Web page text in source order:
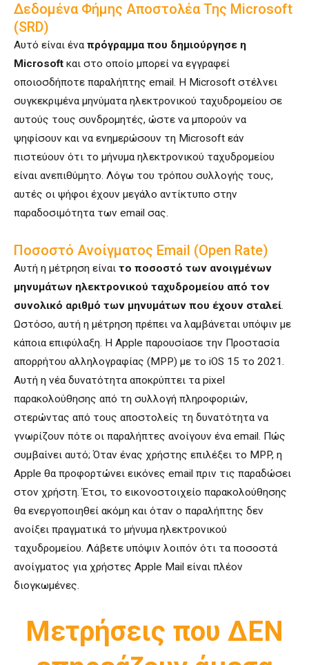
Δεδομένα Φήμης Αποστολέα Της Microsoft
(SRD)
Αυτό είναι ένα πρόγραμμα που δημιούργησε η
Microsoft και στο οποίο μπορεί να εγγραφεί
οποιοσδήποτε παραλήπτης email. Η Microsoft στέλνει
συγκεκριμένα μηνύματα ηλεκτρονικού ταχυδρομείου σε
αυτούς τους συνδρομητές, ώστε να μπορούν να
ψηφίσουν και να ενημερώσουν τη Microsoft εάν
πιστεύουν ότι το μήνυμα ηλεκτρονικού ταχυδρομείου
είναι ανεπιθύμητο. Λόγω του τρόπου συλλογής τους,
αυτές οι ψήφοι έχουν μεγάλο αντίκτυπο στην
παραδοσιμότητα των email σας.
Ποσοστό Ανοίγματος Email (Open Rate)
Αυτή η μέτρηση είναι το ποσοστό των ανοιγμένων
μηνυμάτων ηλεκτρονικού ταχυδρομείου από τον
συνολικό αριθμό των μηνυμάτων που έχουν σταλεί.
Ωστόσο, αυτή η μέτρηση πρέπει να λαμβάνεται υπόψιν με
κάποια επιφύλαξη. Η Apple παρουσίασε την Προστασία
απορρήτου αλληλογραφίας (MPP) με το iOS 15 το 2021.
Αυτή η νέα δυνατότητα αποκρύπτει τα pixel
παρακολούθησης από τη συλλογή πληροφοριών,
στερώντας από τους αποστολείς τη δυνατότητα να
γνωρίζουν πότε οι παραλήπτες ανοίγουν ένα email. Πώς
συμβαίνει αυτό; Όταν ένας χρήστης επιλέξει το MPP, η
Apple θα προφορτώνει εικόνες email πριν τις παραδώσει
στον χρήστη. Έτσι, το εικονοστοιχείο παρακολούθησης
θα ενεργοποιηθεί ακόμη και όταν ο παραλήπτης δεν
ανοίξει πραγματικά το μήνυμα ηλεκτρονικού
ταχυδρομείου. Λάβετε υπόψιν λοιπόν ότι τα ποσοστά
ανοίγματος για χρήστες Apple Mail είναι πλέον
διογκωμένες.
Μετρήσεις που ΔΕΝ